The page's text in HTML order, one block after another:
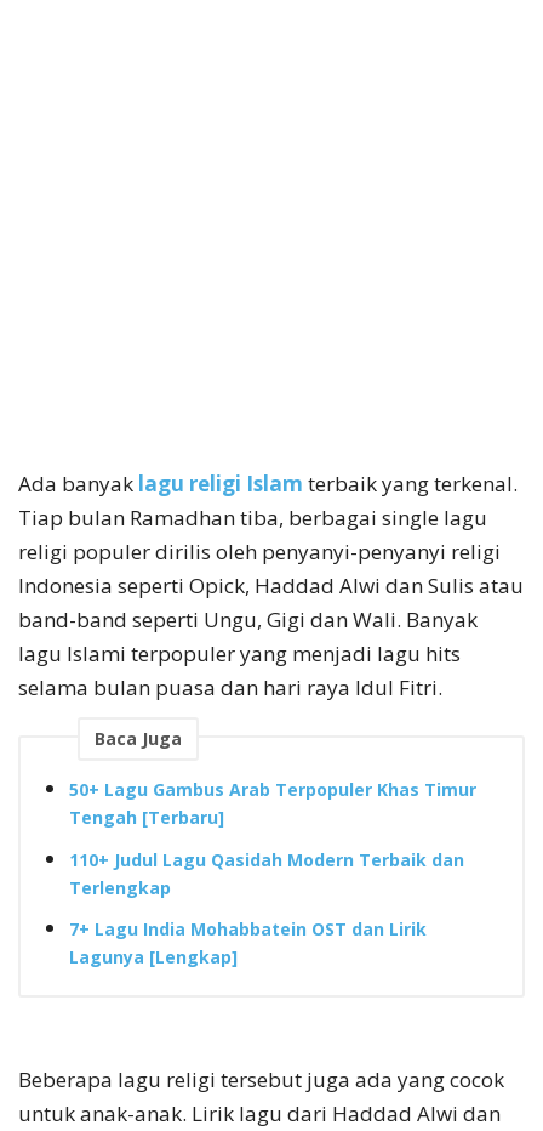
Ada banyak lagu religi Islam terbaik yang terkenal.
Tiap bulan Ramadhan tiba, berbagai single lagu
religi populer dirilis oleh penyanyi-penyanyi religi
Indonesia seperti Opick, Haddad Alwi dan Sulis atau
band-band seperti Ungu, Gigi dan Wali. Banyak
lagu Islami terpopuler yang menjadi lagu hits
selama bulan puasa dan hari raya Idul Fitri.
Baca Juga
50+ Lagu Gambus Arab Terpopuler Khas Timur
Tengah [Terbaru]
110+ Judul Lagu Qasidah Modern Terbaik dan
Terlengkap
7+ Lagu India Mohabbatein OST dan Lirik
Lagunya [Lengkap]
Beberapa lagu religi tersebut juga ada yang cocok
untuk anak-anak. Lirik lagu dari Haddad Alwi dan